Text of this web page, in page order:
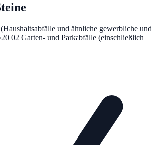
und ähnliche gewerbliche und
›20 02 Garten- und Parkabfälle (einschließlich